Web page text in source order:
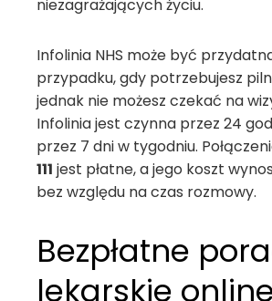
niezagrażających życiu.
Infolinia NHS może być
przypadku, gdy potrzebujesz
jednak nie możesz czekać na
Infolinia jest czynna przez 24
przez 7 dni w tygodniu.
111 jest płatne, a jego koszt
bez względu na czas rozmowy.
Bezpłatne
lekarskie